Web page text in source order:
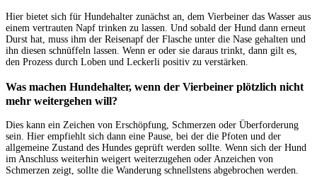
Hier bietet sich für Hundehalter zunächst an, dem Vierbeiner das Wasser aus
einem vertrauten Napf trinken zu lassen. Und sobald der Hund dann erneut
Durst hat, muss ihm der Reisenapf der Flasche unter die Nase gehalten und
ihn diesen schnüffeln lassen. Wenn er oder sie daraus trinkt, dann gilt es,
den Prozess durch Loben und Leckerli positiv zu verstärken.
Was machen Hundehalter, wenn der Vierbeiner plötzlich nicht
mehr weitergehen will?
Dies kann ein Zeichen von Erschöpfung, Schmerzen oder Überforderung
sein. Hier empfiehlt sich dann eine Pause, bei der die Pfoten und der
allgemeine Zustand des Hundes geprüft werden sollte. Wenn sich der Hund
im Anschluss weiterhin weigert weiterzugehen oder Anzeichen von
Schmerzen zeigt, sollte die Wanderung schnellstens abgebrochen werden.